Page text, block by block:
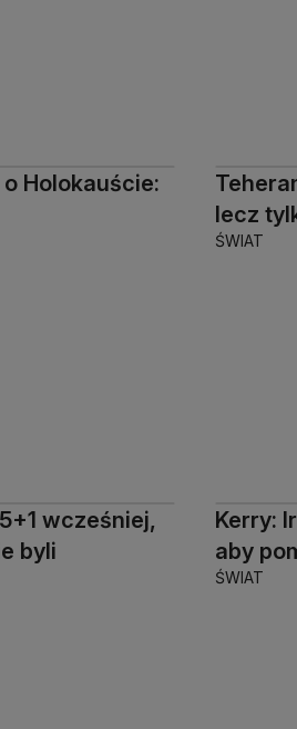
Holokauście:
lecz
ŚWIAT
wcześniej,
byli
Kerry:
aby
ŚWIAT